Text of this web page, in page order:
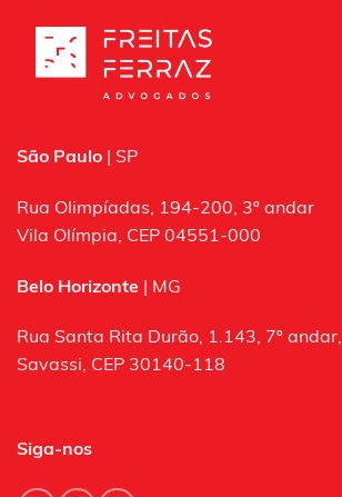
São Paulo | SP
Rua Olimpíadas, 194-200, 3º andar
Vila Olímpia, CEP 04551-000
Belo Horizonte | MG
Rua Santa Rita Durão, 1.143, 7º andar,
Savassi, CEP 30140-118
Siga-nos